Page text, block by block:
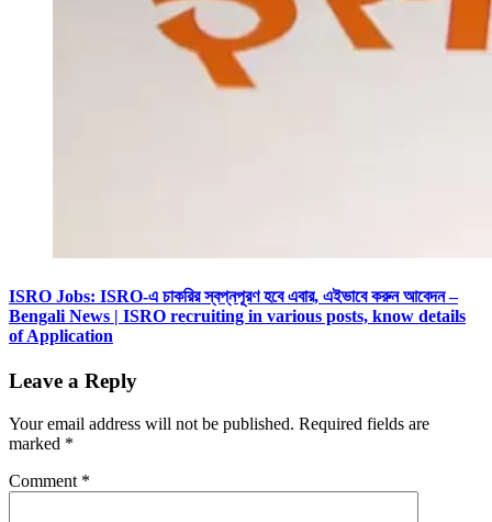
ISRO Jobs: ISRO-এ চাকরির স্বপ্নপূরণ হবে এবার, এইভাবে করুন আবেদন –
Bengali News | ISRO recruiting in various posts, know details
of Application
Leave a Reply
Your email address will not be published. Required fields are
marked *
Comment *